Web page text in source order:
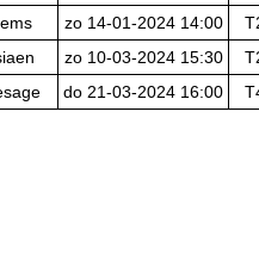
zo 14-01-2024 14:00
zo 10-03-2024 15:30
do 21-03-2024 16:00